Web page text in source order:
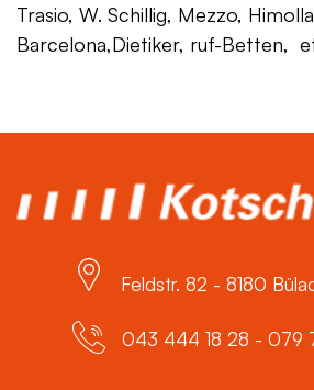
Trasio, W. Schillig, Mezzo,
Barcelona,Dietiker, ruf-Betten,
Feldstr. 82 - 8180
043 444 18 28 - 079